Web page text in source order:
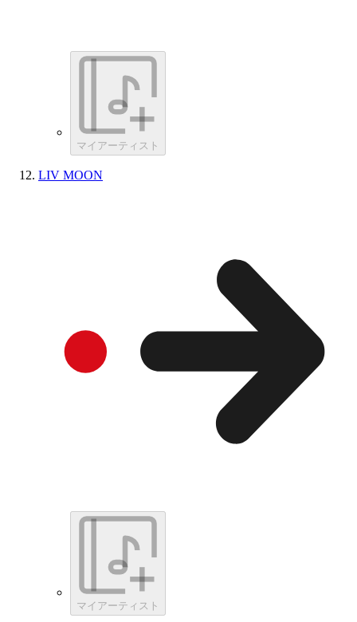
マイアーティスト
LIV MOON
マイアーティスト